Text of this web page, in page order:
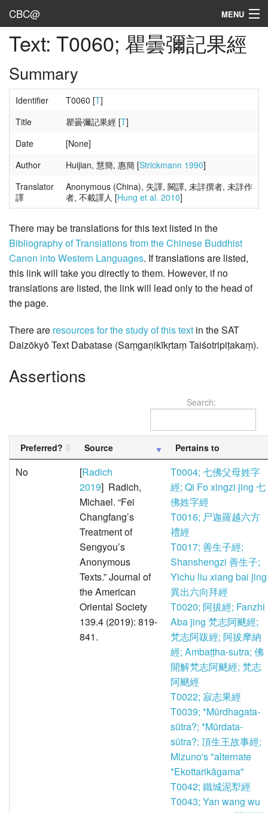
CBC@ MENU
Admin
Texts
Persons
Sources
Dates
User's Guide
Abbreviations
Text: T0060; 瞿曇彌記果經
Summary
Identifier T0060 [T]
Title
瞿曇彌記果經 [T]
Date
[None]
Author
Huijian, 慧簡, 惠簡 [Strickmann 1990]
Translator
譯
Anonymous (China), 失譯, 闕譯, 未詳撰者, 未詳作
者, 不載譯人 [Hung et al. 2010]
There may be translations for this text listed in the
Bibliography of Translations from the Chinese Buddhist
Canon into Western Languages. If translations are listed,
this link will take you directly to them. However, if no
translations are listed, the link will lead only to the head of
the page.
There are resources for the study of this text in the SAT
Daizōkyō Text Dabatase (Saṃgaṇikīkṛtaṃ Taiśotripiṭakaṃ).
Assertions
Search:
Preferred? Source Pertains to
No [Radich
2019] Radich,
Michael. “Fei
Changfang’s
Treatment of
Sengyou’s
Anonymous
Texts.” Journal of
the American
Oriental Society
139.4 (2019): 819-
841.
T0004; 七佛父母姓字
經; Qi Fo xingzi jing 七
佛姓字經
T0016; 尸迦羅越六方
禮經
T0017; 善生子經;
Shanshengzi 善生子;
Yichu liu xiang bai jing
異出六向拜經
T0020; 阿拔經; Fanzhi
Aba jing 梵志阿颰經;
梵志阿跋經; 阿拔摩納
經; Ambaṭṭha-sutra; 佛
開解梵志阿颰經; 梵志
阿颰經
T0022; 寂志果經
T0039; *Mūrdhagata-
sūtra?; *Mūrdata-
sūtra?; 頂生王故事經;
Mizuno's "alternate
*Ekottarikāgama"
T0042; 鐵城泥犁經
T0043; Yan wang wu